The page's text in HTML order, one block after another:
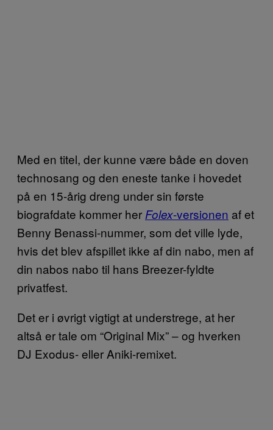
Med en titel, der kunne være både en doven
technosang og den eneste tanke i hovedet
på en 15-årig dreng under sin første
biografdate kommer her Folex-versionen af et
Benny Benassi-nummer, som det ville lyde,
hvis det blev afspillet ikke af din nabo, men af
din nabos nabo til hans Breezer-fyldte
privatfest.
Det er i øvrigt vigtigt at understrege, at her
altså er tale om “Original Mix” – og hverken
DJ Exodus- eller Aniki-remixet.